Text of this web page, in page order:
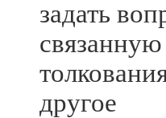
задать
другое